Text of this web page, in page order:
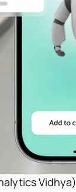
Vidhya)